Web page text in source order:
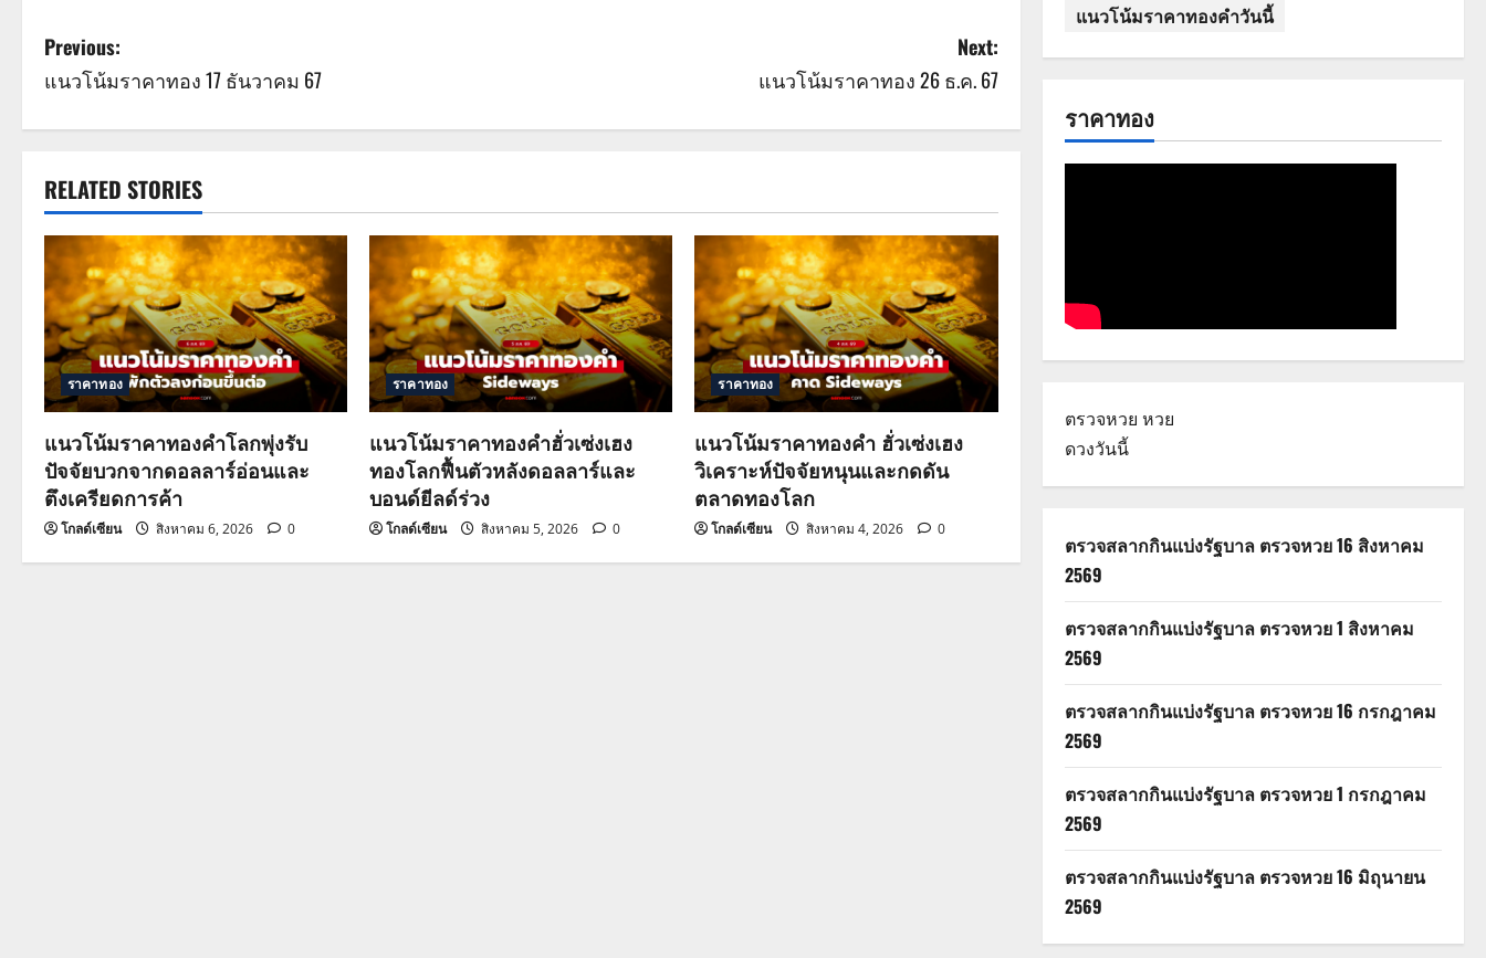
P
o
s
t
n
a
v
i
g
a
t
i
Previous:
แนวโน้มราคาทอง 17 ธันวาคม 67
Next:
แนวโน้มราคาทอง 26 ธ.ค. 67
RELATED STORIES
ราคาทอง
แนวโน้มราคาทองคำโลกพุ่งรับ
ปัจจัยบวกจากดอลลาร์อ่อนและ
ตึงเครียดการค้า
โกลด์เซียน สิงหาคม 6, 2026 0
ราคาทอง
แนวโน้มราคาทองคำฮั่วเซ่งเฮง
ทองโลกฟื้นตัวหลังดอลลาร์และ
บอนด์ยีลด์ร่วง
โกลด์เซียน สิงหาคม 5, 2026 0
ราคาทอง
แนวโน้มราคาทองคำ ฮั่วเซ่งเฮง
วิเคราะห์ปัจจัยหนุนและกดดัน
ตลาดทองโลก
โกลด์เซียน สิงหาคม 4, 2026 0
แนวโน้มราคาทองคำวันนี้
ราคาทอง
ตรวจหวย หวย
ดวงวันนี้
ตรวจสลากกินแบ่งรัฐบาล ตรวจหวย 16 สิงหาคม
2569
ตรวจสลากกินแบ่งรัฐบาล ตรวจหวย 1 สิงหาคม
2569
ตรวจสลากกินแบ่งรัฐบาล ตรวจหวย 16 กรกฎาคม
2569
ตรวจสลากกินแบ่งรัฐบาล ตรวจหวย 1 กรกฎาคม
2569
ตรวจสลากกินแบ่งรัฐบาล ตรวจหวย 16 มิถุนายน
2569